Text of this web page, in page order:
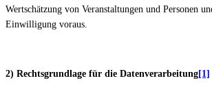
Wertschätzung von Veranstaltungen und Personen
Einwilligung voraus.
2) Rechtsgrundlage für die Datenverarbeitung[1]